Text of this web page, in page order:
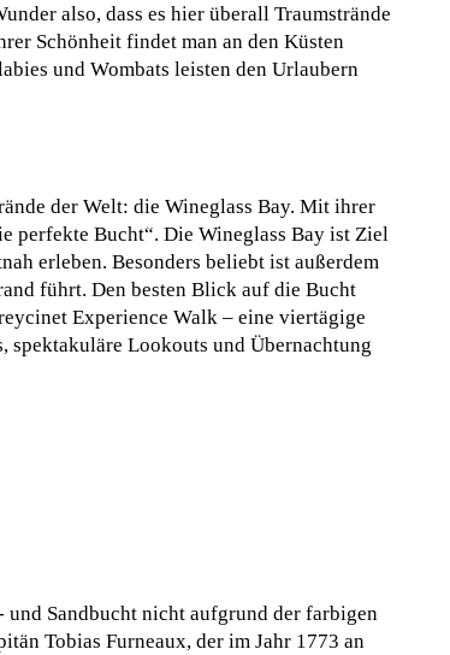
also, dass es hier überall Traumstrände
Schönheit findet man an den Küsten
und Wombats leisten den Urlaubern
der Welt: die Wineglass Bay. Mit ihrer
perfekte Bucht“. Die Wineglass Bay ist Ziel
erleben. Besonders beliebt ist außerdem
führt. Den besten Blick auf die Bucht
Experience Walk – eine viertägige
spektakuläre Lookouts und Übernachtung
Sandbucht nicht aufgrund der farbigen
Tobias Furneaux, der im Jahr 1773 an